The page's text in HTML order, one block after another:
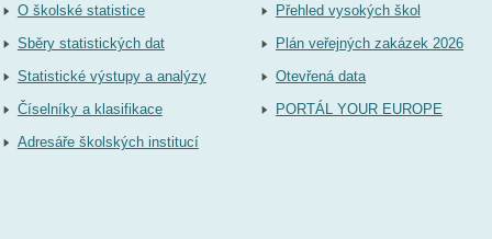
O školské statistice
Sběry statistických dat
Statistické výstupy a analýzy
Číselníky a klasifikace
Adresáře školských institucí
Přehled vysokých škol
Plán veřejných zakázek 2026
Otevřená data
PORTÁL YOUR EUROPE